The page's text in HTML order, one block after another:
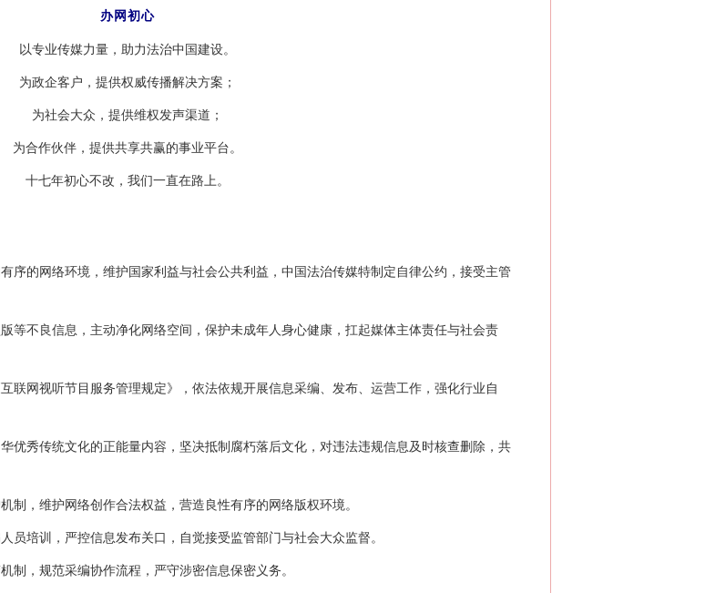
办网初心
以专业传媒力量，助力法治中国建设。
为政企客户，提供权威传播解决方案；
为社会大众，提供维权发声渠道；
为合作伙伴，提供共享共赢的事业平台。
十七年初心不改，我们一直在路上。
的网络环境，维护国家利益与社会公共利益，中国法治传媒特制定自律公约，接受主管
不良信息，主动净化网络空间，保护未成年人身心健康，扛起媒体主体责任与社会责
网视听节目服务管理规定》，依法依规开展信息采编、发布、运营工作，强化行业自
秀传统文化的正能量内容，坚决抵制腐朽落后文化，对违法违规信息及时核查删除，共
，维护网络创作合法权益，营造良性有序的网络版权环境。
培训，严控信息发布关口，自觉接受监管部门与社会大众监督。
，规范采编协作流程，严守涉密信息保密义务。